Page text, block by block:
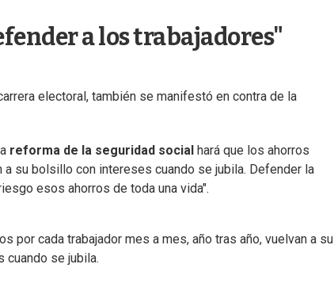
a los trabajadores"
electoral, también se manifestó en contra de la
reforma de la seguridad social hará que los ahorros
a su bolsillo con intereses cuando se jubila. Defender la
esos ahorros de toda una vida".
por cada trabajador mes a mes, año tras año, vuelvan a su
cuando se jubila.